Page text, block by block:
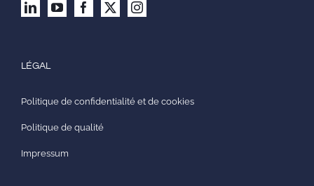
LÉGAL
Politique de confidentialité et de cookies
Politique de qualité
Impressum